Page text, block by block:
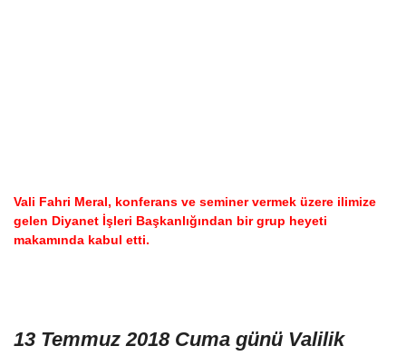
Vali Fahri Meral, konferans ve seminer vermek üzere ilimize
gelen Diyanet İşleri Başkanlığından bir grup heyeti
makamında kabul etti.
13 Temmuz 2018 Cuma günü Valilik